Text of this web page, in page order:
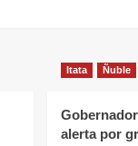
Itata Ñuble
alerta por